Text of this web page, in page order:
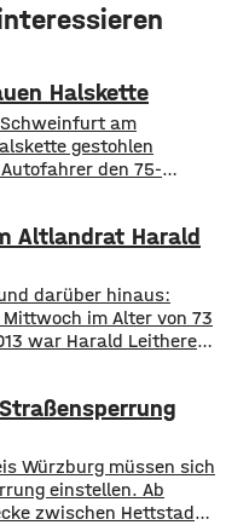
Halskette
am
gestohlen
den 75-
den Senior
um. Nachdem das Paar
Jährige,
Altlandrat Harald
darüber hinaus:
im Alter von 73
war Harald Leitherer
aber auch ein
einer Länge von über
führte der
Würzburg müssen sich
einstellen. Ab
zwischen Hettstadt